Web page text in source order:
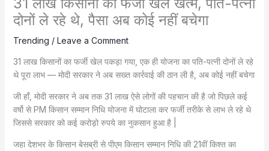
दोनों ले रहे थे, पैसा अब कोई नहीं बचेगा
Trending / Leave a Comment
31 लाख किसानों का फर्जी खेल पकड़ा गया, एक ही योजना का पति-पत्नी दोनों ले रहे
थे पूरा लाभ — मोदी सरकार ने अब सख्त कार्रवाई की ठान ली है, अब कोई नहीं बचेगा
जी हाँ, मोदी सरकार ने अब तक 31 लाख ऐसे लोगों की पहचान की है जो पिछले कई
वर्षो से PM किसान सम्मान निधि योजना में घोटाला कर फर्जी तरीके से लाभ ले रहे थे
जिससे सरकार को कई करोड़ो रुपये का नुकसान हुआ है |
जहा देशभर के किसान बेसब्री से पीएम किसान सम्मान निधि की 21वीं किश्त का